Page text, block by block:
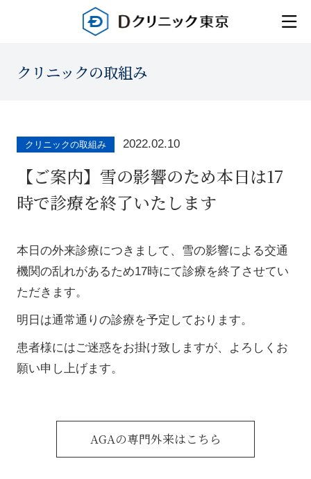
クリニックの取組み
クリニックの取組み 2022.02.10
【ご案内】雪の影響のため本日は17
時で診療を終了いたします
本日の外来診療につきまして、雪の影響による交通
機関の乱れがあるため17時にて診療を終了させてい
ただきます。
明日は通常通りの診療を予定しております。
患者様にはご迷惑をお掛け致しますが、よろしくお
願い申し上げます。
AGAの専門外来はこちら